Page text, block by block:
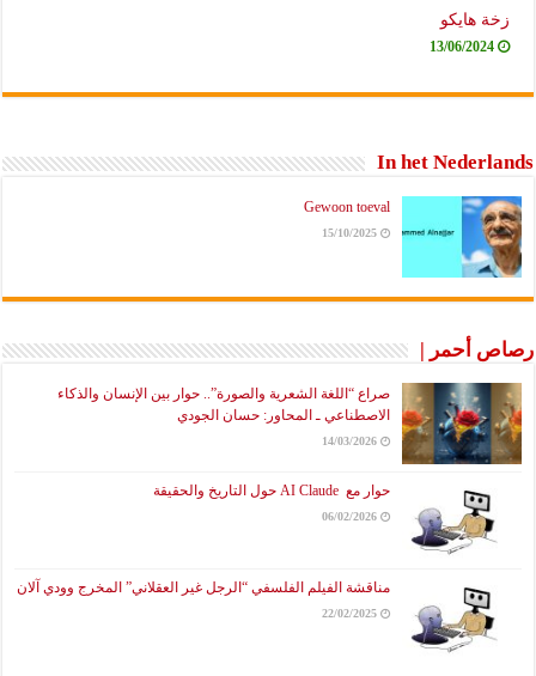
زخة هايكو
13/06/2024
In het Nederlands
Gewoon toeval
15/10/2025
رصاص أحمر |
صراع “اللغة الشعرية والصورة”.. حوار بين الإنسان والذكاء
الاصطناعي ـ المحاور: حسان الجودي
14/03/2026
حوار مع AI Claude حول التاريخ والحقيقة
06/02/2026
مناقشة الفيلم الفلسفي “الرجل غير العقلاني” المخرج وودي آلان
22/02/2025